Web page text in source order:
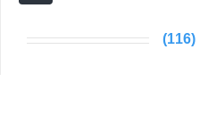
(116)